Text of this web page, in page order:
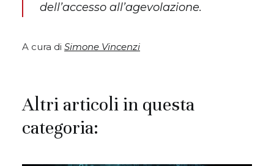
dell’accesso all’agevolazione.
A cura di Simone Vincenzi
Altri articoli in questa
categoria: